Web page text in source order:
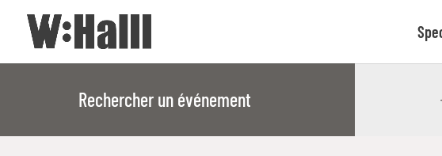
Rechercher un événement